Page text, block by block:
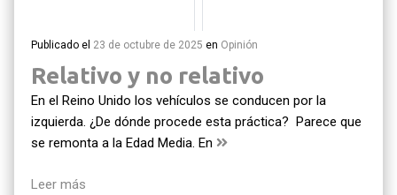
Publicado el 23 de octubre de 2025 en Opinión
Relativo y no relativo
En el Reino Unido los vehículos se conducen por la
izquierda. ¿De dónde procede esta práctica? Parece que
se remonta a la Edad Media. En
Leer más